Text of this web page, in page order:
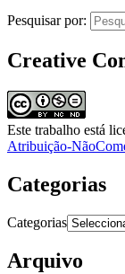
Pesquisar por:
Creative
Este trabalho está
Atribuição-
Categorias
Categorias
Arquivo